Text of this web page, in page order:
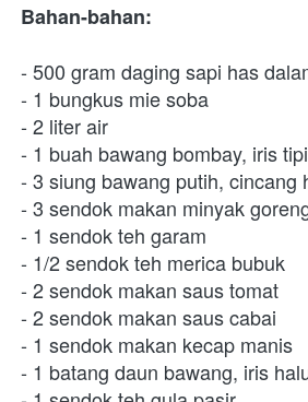
Bahan-bahan:
- 500 gram daging sapi has
- 1 bungkus mie soba
- 2 liter air
- 1 buah bawang bombay, iris
- 3 siung bawang putih, cincang
- 3 sendok makan minyak
- 1 sendok teh garam
- 1/2 sendok teh merica bubuk
- 2 sendok makan saus tomat
- 2 sendok makan saus cabai
- 1 sendok makan kecap manis
- 1 batang daun bawang, iris